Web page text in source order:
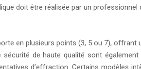
doit être réalisée par un professionnel
en plusieurs points (3, 5 ou 7),
de haute qualité sont également
d’effraction. Certains modèles